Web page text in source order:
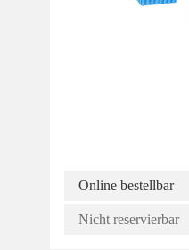
Online bestellbar
Nicht reservierbar